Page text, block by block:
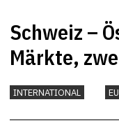
Schweiz –
Märkte,
INTERNATIONAL